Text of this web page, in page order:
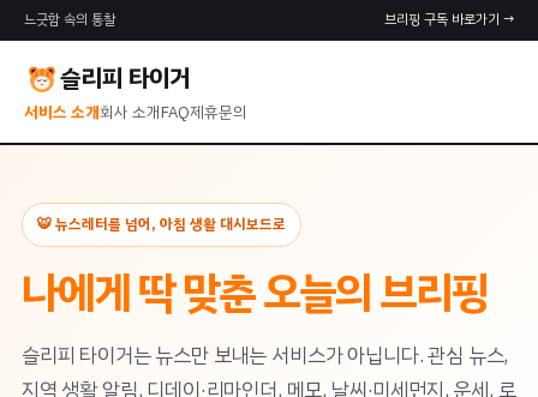
느긋함 속의 통찰 브리핑 구독 바로가기 →
슬리피 타이거
서비스 소개회사 소개FAQ제휴문의
🐯 뉴스레터를 넘어, 아침 생활 대시보드로
나에게 딱 맞춘 오늘의 브리핑
슬리피 타이거는 뉴스만 보내는 서비스가 아닙니다. 관심 뉴스,
지역 생활 알림, 디데이·리마인더, 메모, 날씨·미세먼지, 운세, 로